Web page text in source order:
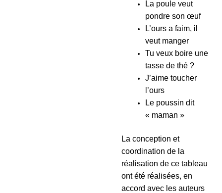
La poule veut
pondre son œuf
L’ours a faim, il
veut manger
Tu veux boire une
tasse de thé ?
J’aime toucher
l’ours
Le poussin dit
« maman »
La conception et
coordination de la
réalisation de ce tableau
ont été réalisées, en
accord avec les auteurs